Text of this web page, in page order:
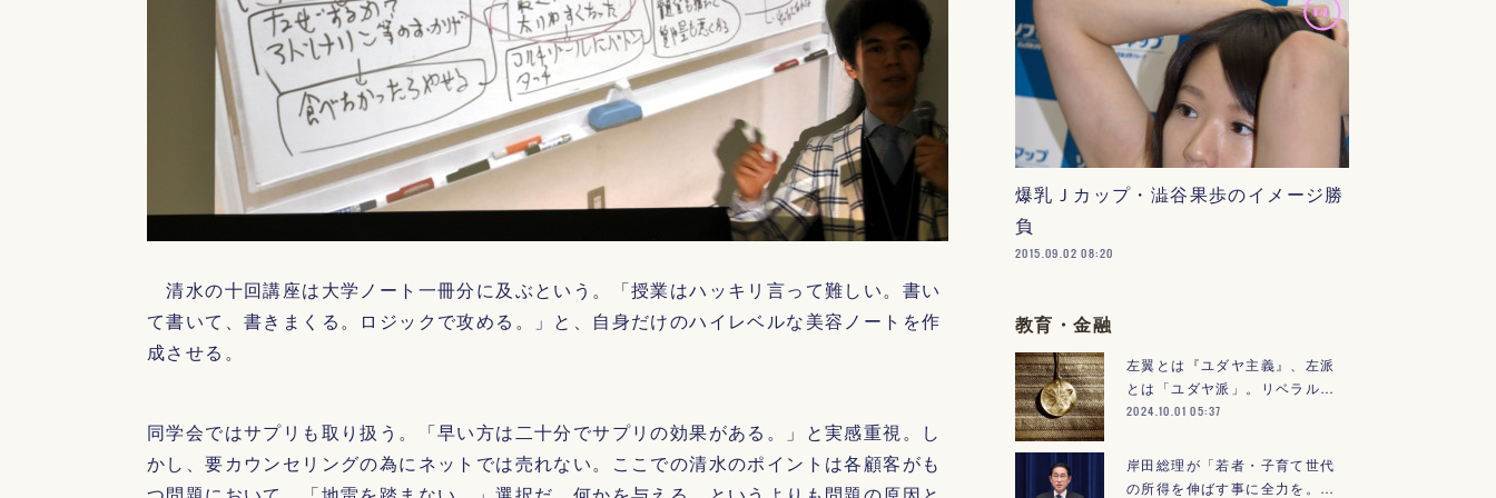
清水の十回講座は大学ノート一冊分に及ぶという。「授業はハッキリ言って難しい。書い
て書いて、書きまくる。ロジックで攻める。」と、自身だけのハイレベルな美容ノートを作
成させる。
同学会ではサプリも取り扱う。「早い方は二十分でサプリの効果がある。」と実感重視。し
かし、要カウンセリングの為にネットでは売れない。ここでの清水のポイントは各顧客がも
爆乳Ｊカップ・澁谷果歩のイメージ勝
負
2015.09.02 08:20
教育・金融
左翼とは『ユダヤ主義』、左派
とは「ユダヤ派」。リベラル…
2024.10.01 05:37
岸田総理が「若者・子育て世代
の所得を伸ばす事に全力を。…